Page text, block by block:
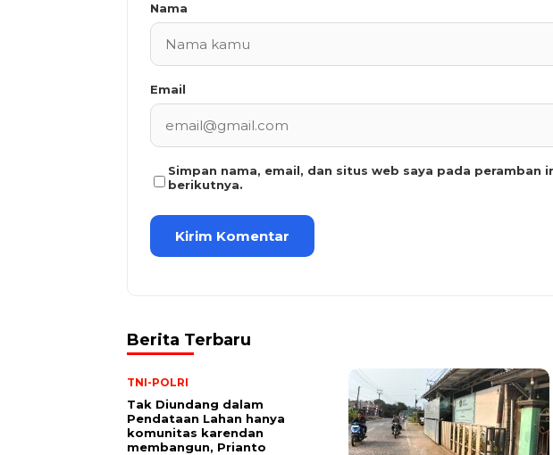
Nama
Email
Simpan nama, email, dan situs web saya pada peramban
berikutnya.
Berita Terbaru
TNI-POLRI
Tak Diundang dalam
Pendataan Lahan hanya
komunitas karendan
membangun, Prianto